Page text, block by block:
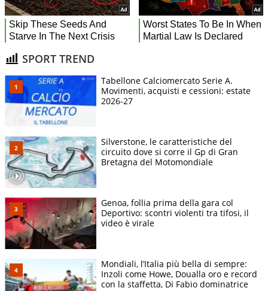
SPORT TREND
Tabellone Calciomercato Serie A.
Movimenti, acquisti e cessioni: estate
2026-27
Silverstone, le caratteristiche del
circuito dove si corre il Gp di Gran
Bretagna del Motomondiale
Genoa, follia prima della gara col
Deportivo: scontri violenti tra tifosi, il
video è virale
Mondiali, l’Italia più bella di sempre:
Inzoli come Howe, Doualla oro e record
con la staffetta, Di Fabio dominatrice